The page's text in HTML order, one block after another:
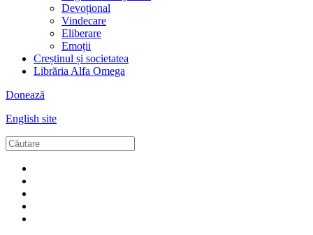
Devoțional
Vindecare
Eliberare
Emoții
Creștinul și societatea
Librăria Alfa Omega
Donează
English site